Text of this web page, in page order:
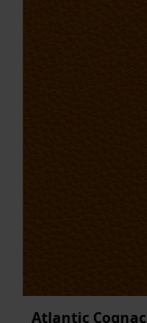
Atlantic Cognac